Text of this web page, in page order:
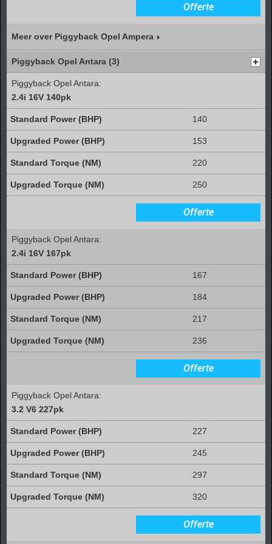
Offerte
Meer over Piggyback Opel Ampera
Piggyback Opel Antara (3)
Piggyback Opel Antara:
2.4i 16V 140pk
140
153
220
250
Offerte
Piggyback Opel Antara:
2.4i 16V 167pk
167
184
217
236
Offerte
Piggyback Opel Antara:
3.2 V6 227pk
227
245
297
320
Offerte